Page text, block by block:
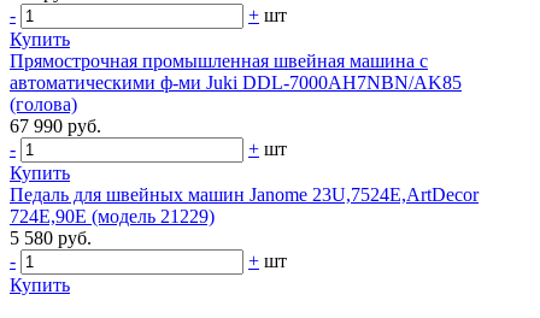
-
+ шт
Купить
Прямострочная промышленная швейная машина с
автоматическими ф-ми Juki DDL-7000AH7NBN/AK85
(голова)
67 990 руб.
-
+ шт
Купить
Педаль для швейных машин Janome 23U,7524E,ArtDecor
724E,90E (модель 21229)
5 580 руб.
-
+ шт
Купить